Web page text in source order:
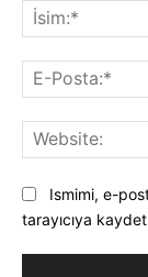
Ismimi, e-
tarayıcıya